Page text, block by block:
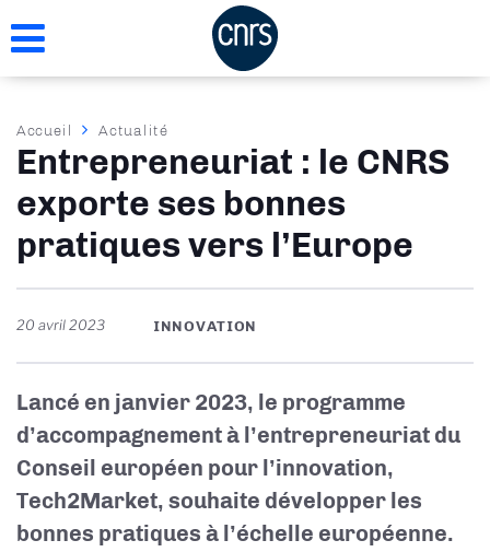
au
Fil
d'Ariane
Accueil Actualité
Entrepreneuriat : le CNRS
exporte ses bonnes
pratiques vers l’Europe
20 avril 2023 INNOVATION
Lancé en janvier 2023, le programme
d’accompagnement à l’entrepreneuriat du
Conseil européen pour l’innovation,
Tech2Market, souhaite développer les
bonnes pratiques à l’échelle européenne.